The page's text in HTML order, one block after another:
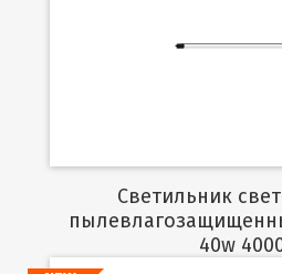
Светильник светодиодный
40w